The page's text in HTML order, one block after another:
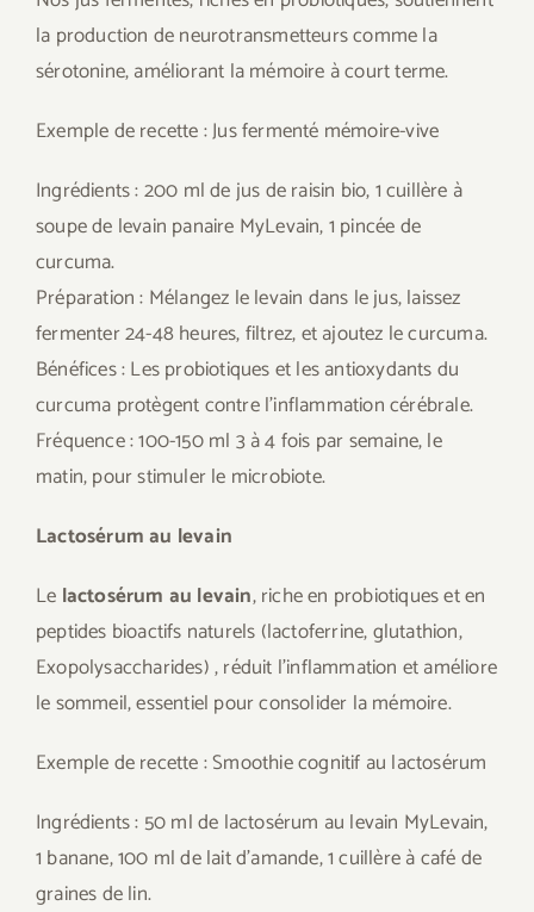
la production de neurotransmetteurs comme la
sérotonine, améliorant la mémoire à court terme.
Exemple de recette : Jus fermenté mémoire-vive
Ingrédients : 200 ml de jus de raisin bio, 1 cuillère à
soupe de levain panaire MyLevain, 1 pincée de
curcuma.
Préparation : Mélangez le levain dans le jus, laissez
fermenter 24-48 heures, filtrez, et ajoutez le curcuma.
Bénéfices : Les probiotiques et les antioxydants du
curcuma protègent contre l’inflammation cérébrale.
Fréquence : 100-150 ml 3 à 4 fois par semaine, le
matin, pour stimuler le microbiote.
Lactosérum au levain
Le lactosérum au levain, riche en probiotiques et en
peptides bioactifs naturels (lactoferrine, glutathion,
Exopolysaccharides) , réduit l’inflammation et améliore
le sommeil, essentiel pour consolider la mémoire.
Exemple de recette : Smoothie cognitif au lactosérum
Ingrédients : 50 ml de lactosérum au levain MyLevain,
1 banane, 100 ml de lait d’amande, 1 cuillère à café de
graines de lin.